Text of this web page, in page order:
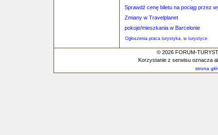
Sprawdź cenę biletu na pociąg przez
Zmiany w Travelplanet
pokoje/mieszkania w Barcelonie
Ogłoszenia praca turystyka, w turystyce
© 2026 FORUM-
Korzystanie z serwisu oznacza
strona